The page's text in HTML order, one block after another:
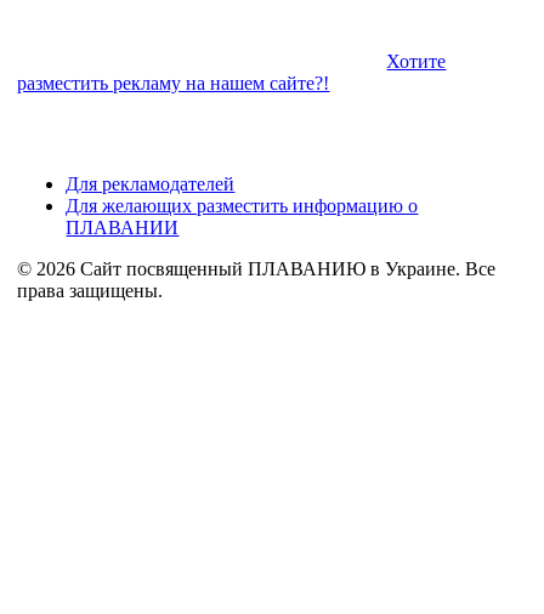
Хотите
разместить рекламу на нашем сайте?!
Для рекламодателей
Для желающих разместить информацию о
ПЛАВАНИИ
© 2026 Сайт посвященный ПЛАВАНИЮ в Украине. Все
права защищены.